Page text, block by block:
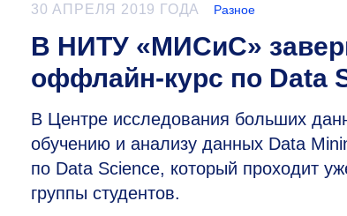
30 АПРЕЛЯ 2019 ГОДА Разное
В НИТУ «МИСиС»
оффлайн-курс по Data
В Центре исследования больших
обучению и анализу данных Data
по Data Science, который проходит
группы студентов.